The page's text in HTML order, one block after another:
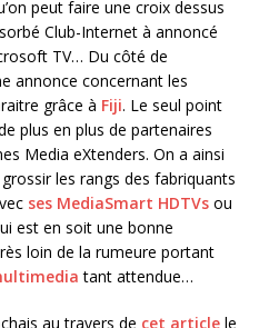
peut faire une croix dessus
Club-Internet à annoncé
TV… Du côté de
annonce concernant les
grâce à Fiji. Le seul point
plus en plus de partenaires
Media eXtenders. On a ainsi
les rangs des fabriquants
ses MediaSmart HDTVs ou
est en soit une bonne
loin de la rumeure portant
tant attendue…
au travers de cet article le